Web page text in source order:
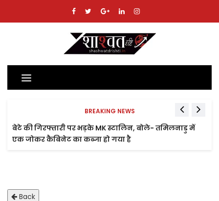
Toggle
navigation
BREAKING NEWS
बेटे की गिरफ्तारी पर भड़के MK स्टालिन, बोले- तमिलनाडु में
एक जोकर कैबिनेट का कब्जा हो गया है
Back